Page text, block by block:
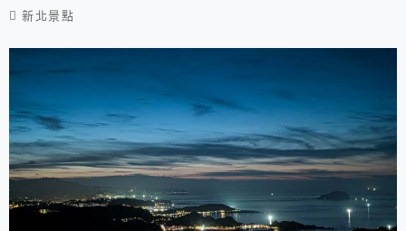
新北景點